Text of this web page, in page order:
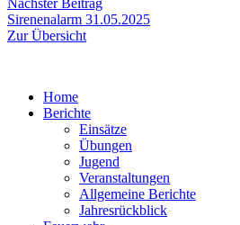
Beitrag:
Sirenenalarm 31.05.2025
Zur Übersicht
Home
Berichte
Einsätze
Übungen
Jugend
Veranstaltungen
Allgemeine Berichte
Jahresrückblick